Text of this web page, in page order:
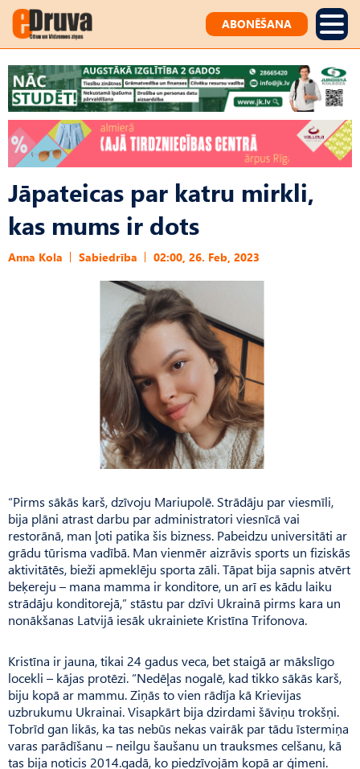
ABONĒŠANA
Jāpateicas par katru mirkli,
kas mums ir dots
Anna Kola Sabiedrība 02:00, 26. Feb, 2023
“Pirms sākās karš, dzīvoju Mariupolē. Strā­dāju par viesmīli,
bija plāni atrast darbu par administratori viesnīcā vai
restorānā, man ļoti patika šis bizness. Pabeidzu universitāti ar
grādu tūrisma vadībā. Man vienmēr aizrāvis sports un fiziskās
aktivitātēs, bieži apmeklēju sporta zāli. Tāpat bija sapnis atvērt
beķereju – mana mamma ir konditore, un arī es kādu laiku
strādāju konditorejā,” stāstu par dzīvi Ukrainā pirms kara un
nonākšanas Latvijā iesāk ukrainiete Kristīna Trifonova.
Kristīna ir jauna, tikai 24 gadus veca, bet staigā ar mākslīgo
locekli – kājas protēzi. “Nedēļas nogalē, kad tikko sākās karš,
biju kopā ar mammu. Ziņās to vien rādīja kā Krievijas
uzbrukumu Ukrainai. Visapkārt bija dzirdami šāviņu trokšņi.
Tobrīd gan likās, ka tas nebūs nekas vairāk par tādu īstermiņa
varas parādīšanu – neilgu šaušanu un trauksmes celšanu, kā
tas bija noticis 2014.gadā, ko piedzīvojām kopā ar ģimeni.